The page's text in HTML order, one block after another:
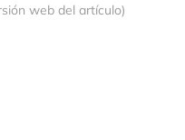
web del artículo)